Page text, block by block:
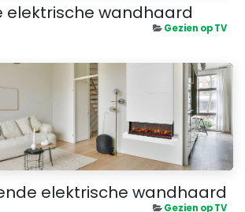
elektrische wandhaard
Gezien op TV
elektrische wandhaard
Gezien op TV